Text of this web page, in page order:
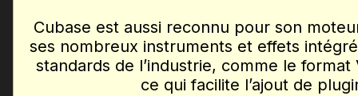
Cubase est aussi reconnu pour son
ses nombreux instruments et effets
standards de l’industrie, comme le
ce qui facilite l’ajout de